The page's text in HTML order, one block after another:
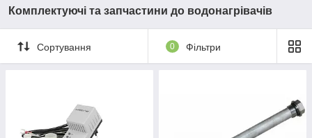
Комплектуючі та запчастини до водонагрівачів
Сортування 0 Фільтри